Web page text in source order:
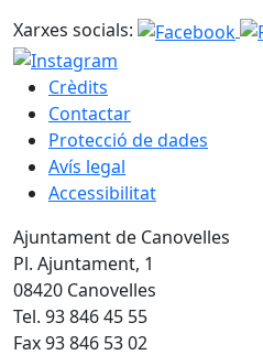
Xarxes socials:
Crèdits
Contactar
Protecció de dades
Avís legal
Accessibilitat
Ajuntament de Canovelles
Pl. Ajuntament, 1
08420 Canovelles
Tel. 93 846 45 55
Fax 93 846 53 02